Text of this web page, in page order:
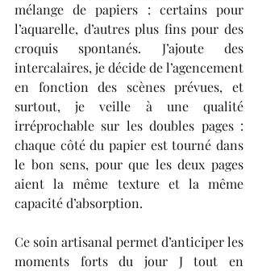
mélange de papiers : certains pour
l’aquarelle, d’autres plus fins pour des
croquis spontanés. J’ajoute des
intercalaires, je décide de l’agencement
en fonction des scènes prévues, et
surtout, je veille à une qualité
irréprochable sur les doubles pages :
chaque côté du papier est tourné dans
le bon sens, pour que les deux pages
aient la même texture et la même
capacité d’absorption.
Ce soin artisanal permet d’anticiper les
moments forts du jour J tout en